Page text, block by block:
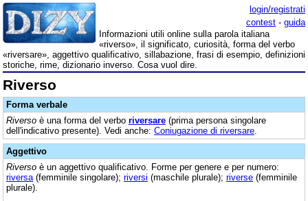
login/registrati
contest - guida
Informazioni utili online sulla parola italiana
«riverso», il significato, curiosità, forma del verbo
«riversare», aggettivo qualificativo, sillabazione, frasi di esempio, definizioni
storiche, rime, dizionario inverso. Cosa vuol dire.
Riverso
Forma verbale
Riverso è una forma del verbo riversare (prima persona singolare
dell'indicativo presente). Vedi anche: Coniugazione di riversare
Aggettivo
Riverso è un aggettivo qualificativo. Forme per genere e per numero:
riversa (femminile singolare); riversi (maschile plurale); riverse (femminile
plurale).